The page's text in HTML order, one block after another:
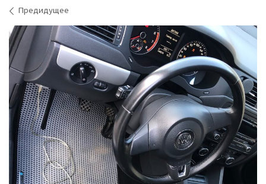
Навигация по изображениям
Предидущее